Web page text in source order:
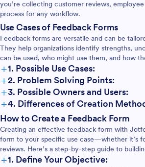
или да изисквате
отговори от вашите
улеснява комуникацията
вашата форма за
за сесия за е-обучение
от която се
да направите онлайн
лесно.
искате
имаме
на
Google
дори да
на
you’re collecting customer reviews,
process for any workflow.
Use Cases of Feedback Forms
Feedback forms are versatile and can be
They help organizations identify strengths,
can be used, who might use them, and how
+1. Possible Use Cases:
+2. Problem Solving Points:
+3. Possible Owners and Users:
+4. Differences of Creation
How to Create a Feedback Form
Creating an effective feedback form with
form to your specific use case—whether it’s
reviews. Here’s a step-by-step guide to
+1. Define Your Objective: